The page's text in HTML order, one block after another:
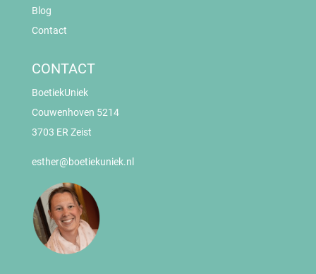
Blog
Contact
CONTACT
BoetiekUniek
Couwenhoven 5214
3703 ER Zeist
esther@boetiekuniek.nl